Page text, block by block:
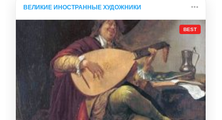
ВЕЛИКИЕ ИНОСТРАННЫЕ ХУДОЖНИКИ
BEST